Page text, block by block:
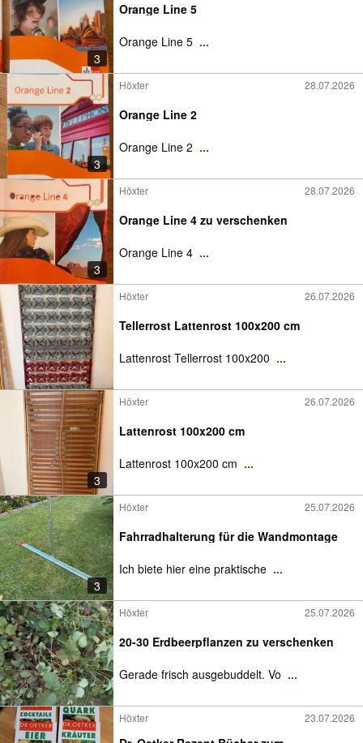
3
Orange Line 5
Orange Line 5 ...
3
Höxter 28.07.2026
Orange Line 2
Orange Line 2 ...
3
Höxter 28.07.2026
Orange Line 4 zu verschenken
Orange Line 4 ...
Höxter 26.07.2026
Tellerrost Lattenrost 100x200 cm
Lattenrost Tellerrost 100x200 ...
3
Höxter 26.07.2026
Lattenrost 100x200 cm
Lattenrost 100x200 cm ...
3
Höxter 25.07.2026
Fahrradhalterung für die Wandmontage
Ich biete hier eine praktische ...
Höxter 25.07.2026
20-30 Erdbeerpflanzen zu verschenken
Gerade frisch ausgebuddelt. Vo ...
Höxter 23.07.2026